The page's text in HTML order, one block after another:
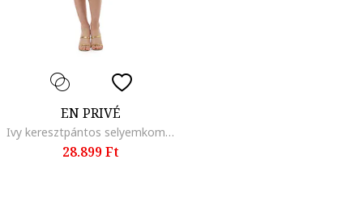
EN PRIVÉ
Ivy keresztpántos selyemkombiné, Piros
28.899 Ft